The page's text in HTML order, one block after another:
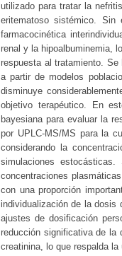
utilizado para tratar la
eritematoso sistémico. Sin
farmacocinética
renal y la hipoalbuminemia,
respuesta al tratamiento.
a partir de modelos
disminuye
objetivo terapéutico. En
bayesiana para evaluar la
por UPLC-MS/MS para la
considerando la
simulaciones
concentraciones
con una proporción
individualización de la dosis
ajustes de dosificación
reducción significativa de la
creatinina, lo que respalda